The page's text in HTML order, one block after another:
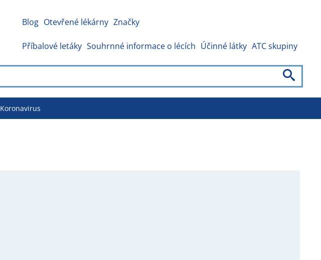
Blog Otevřené lékárny Značky
Příbalové letáky Souhrnné informace o lécích Účinné látky ATC skupiny
Koronavirus